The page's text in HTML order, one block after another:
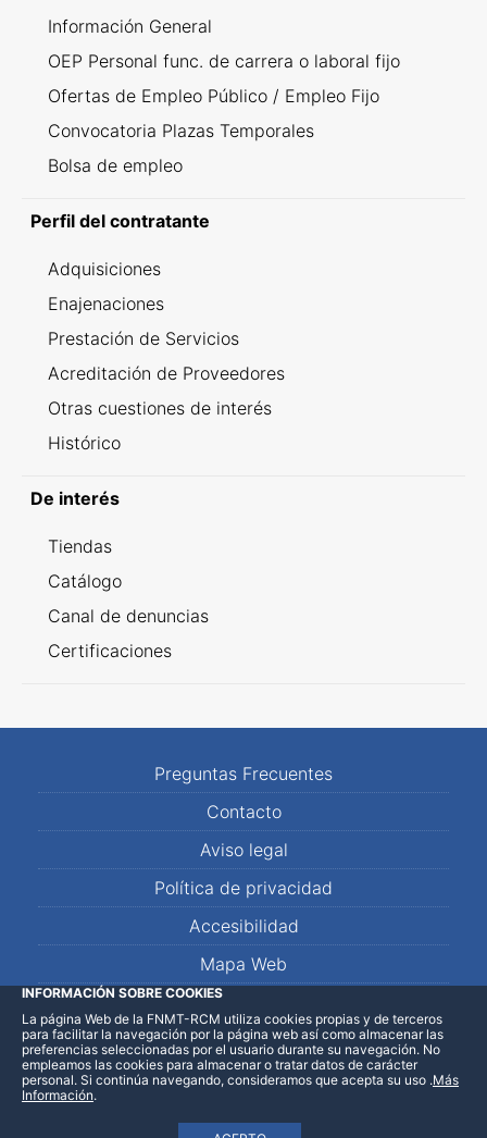
Información General
OEP Personal func. de carrera o laboral fijo
Ofertas de Empleo Público / Empleo Fijo
Convocatoria Plazas Temporales
Bolsa de empleo
Perfil del contratante
Adquisiciones
Enajenaciones
Prestación de Servicios
Acreditación de Proveedores
Otras cuestiones de interés
Histórico
De interés
Tiendas
Catálogo
Canal de denuncias
Certificaciones
Preguntas Frecuentes
Contacto
Aviso legal
Política de privacidad
Accesibilidad
Mapa Web
LinkedInFacebookWhatsApp
INFORMACIÓN SOBRE COOKIES
La página Web de la FNMT-RCM utiliza cookies propias y de terceros
para facilitar la navegación por la página web así como almacenar las
preferencias seleccionadas por el usuario durante su navegación. No
empleamos las cookies para almacenar o tratar datos de carácter
personal. Si continúa navegando, consideramos que acepta su uso .Más
Información.